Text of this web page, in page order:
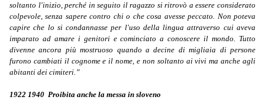
soltanto l'inizio, perché in seguito il ragazzo si ritrovò a essere considerato
colpevole, senza sapere contro chi o che cosa avesse peccato. Non poteva
capire che lo si condannasse per l'uso della lingua attraverso cui aveva
imparato ad amare i genitori e cominciato a conoscere il mondo. Tutto
divenne ancora più mostruoso quando a decine di migliaia di persone
furono cambiati il cognome e il nome, e non soltanto ai vivi ma anche agli
abitanti dei cimiteri.”
1922 1940 Proibita anche la messa in sloveno